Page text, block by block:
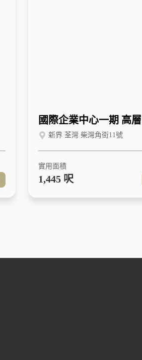
國際企業中心一期 高層
新界 荃灣 柴灣角街11號
實用面積
1,445 呎